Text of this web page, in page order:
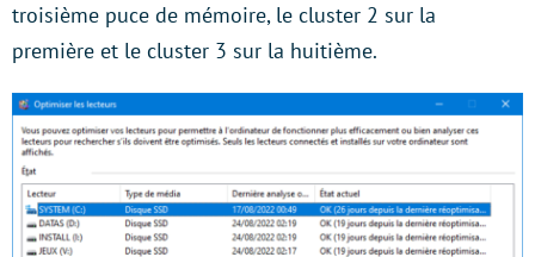
troisième puce de mémoire, le cluster 2 sur la
première et le cluster 3 sur la huitième.